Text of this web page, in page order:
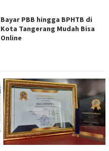
Bayar PBB hingga BPHTB di
Kota Tangerang Mudah Bisa
Online